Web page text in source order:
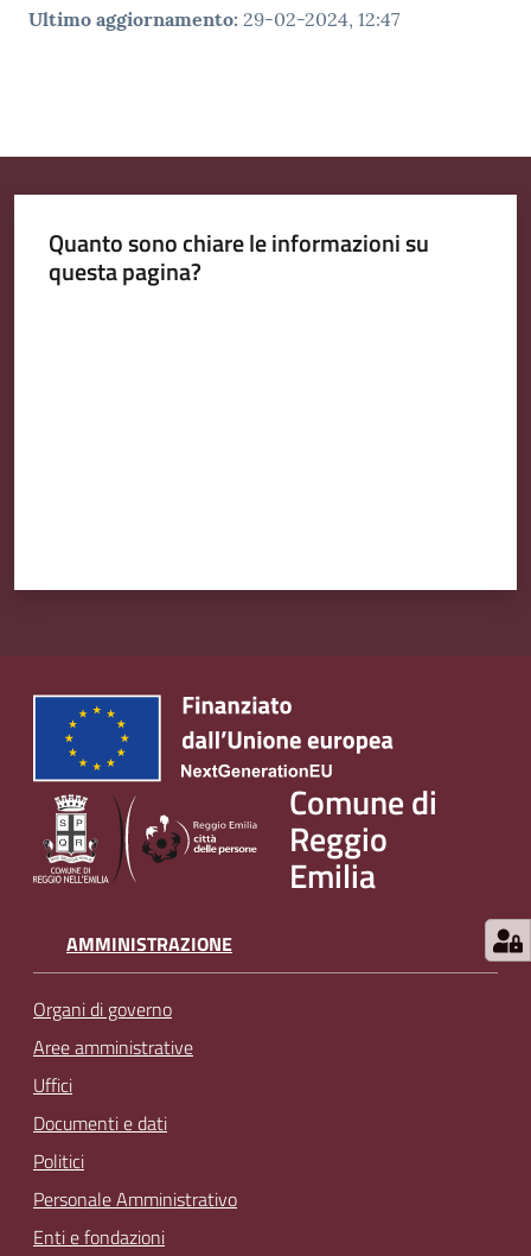
Ultimo aggiornamento: 29-02-2024, 12:47
Quanto sono chiare le informazioni su
questa pagina?
Comune di
Reggio
Emilia
AMMINISTRAZIONE
Organi di governo
Aree amministrative
Uffici
Documenti e dati
Politici
Personale Amministrativo
Enti e fondazioni